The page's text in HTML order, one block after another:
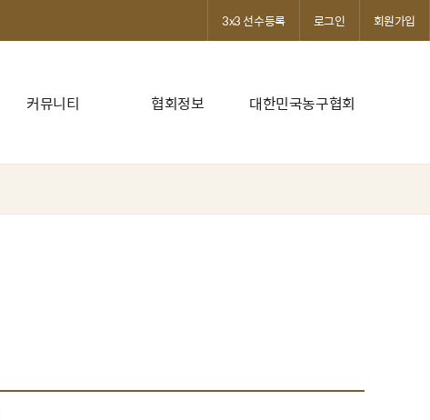
커뮤니티 협회정보 대한민국농구협회
3x3 선수등록 로그인 회원가입